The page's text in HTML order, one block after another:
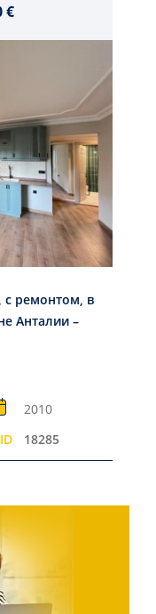
€
с ремонтом, в
Анталии –
2010
18285